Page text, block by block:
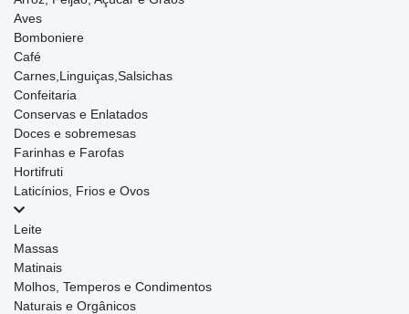
Aves
Bomboniere
Café
Carnes,Linguiças,Salsichas
Confeitaria
Conservas e Enlatados
Doces e sobremesas
Farinhas e Farofas
Hortifruti
Laticínios, Frios e Ovos
Leite
Massas
Matinais
Molhos, Temperos e Condimentos
Naturais e Orgânicos